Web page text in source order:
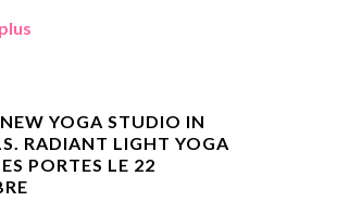
YOGA STUDIO IN
RADIANT LIGHT YOGA
PORTES LE 22